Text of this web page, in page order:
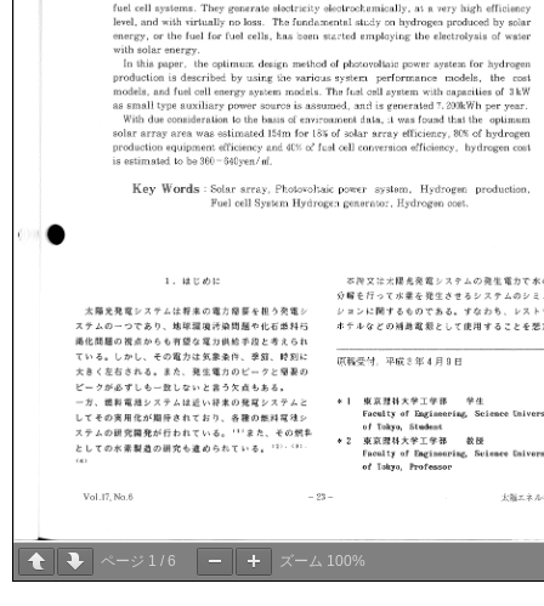
ページ 1 / 6 ズーム 100%